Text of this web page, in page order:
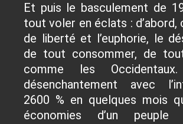
Et puis le basculement de
tout voler en éclats : d’abord,
de liberté et l’euphorie, le
de tout consommer, de
comme les
désenchantement avec
2600 % en quelques mois
économies d’un